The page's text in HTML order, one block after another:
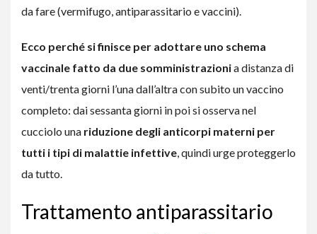
da fare (vermifugo, antiparassitario e vaccini).
Ecco perché si finisce per adottare uno schema
vaccinale fatto da due somministrazionia distanza di
venti/trenta giorni l’una dall’altra con subito un vaccino
completo: dai sessanta giorni in poi si osserva nel
cucciolo una riduzione degli anticorpi materni per
tutti i tipi di malattie infettive, quindi urge proteggerlo
da tutto.
Trattamento antiparassitario